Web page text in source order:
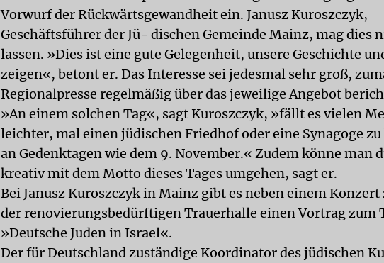
Vorwurf der Rückwärtsgewandheit ein. Janusz Kuroszczyk,
Geschäftsführer der Jü- dischen Gemeinde Mainz, mag dies
lassen. »Dies ist eine gute Gelegenheit, unsere Geschichte
zeigen«, betont er. Das Interesse sei jedesmal sehr groß,
Regionalpresse regelmäßig über das jeweilige Angebot
»An einem solchen Tag«, sagt Kuroszczyk, »fällt es vielen
leichter, mal einen jüdischen Friedhof oder eine Synagoge zu
an Gedenktagen wie dem 9. November.« Zudem könne man
kreativ mit dem Motto dieses Tages umgehen, sagt er.
Bei Janusz Kuroszczyk in Mainz gibt es neben einem
der renovierungsbedürftigen Trauerhalle einen Vortrag zum
»Deutsche Juden in Israel«.
Der für Deutschland zuständige Koordinator des jüdischen